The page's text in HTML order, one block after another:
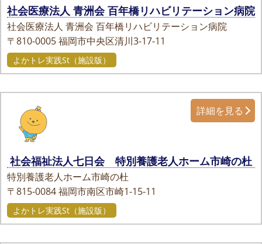
社会医療法人 青洲会 百年橋リハビリテーション病院
社会医療法人 青洲会 百年橋リハビリテーション病院
〒810-0005福岡市中央区清川3-17-11
よかトレ実践St（施設版）
社会福祉法人七日会 特別養護老人ホーム市崎の杜
特別養護老人ホーム市崎の杜
〒815-0084福岡市南区市崎1-15-11
詳細を見る
よかトレ実践St（施設版）